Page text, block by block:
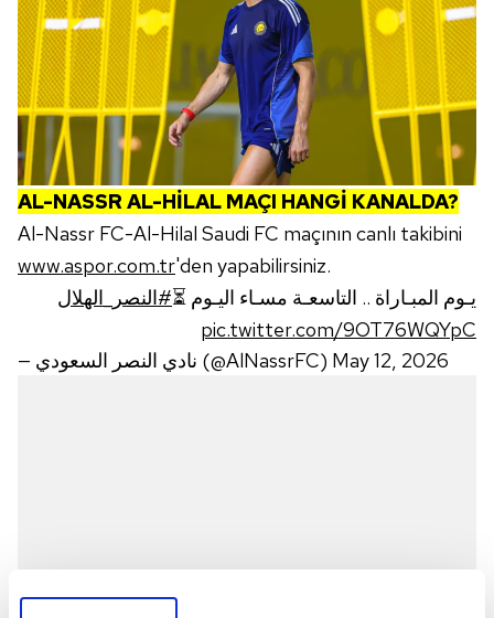
AL-NASSR AL-HİLAL MAÇI HANGİ KANALDA?
Al-Nassr FC-Al-Hilal Saudi FC maçının canlı takibini
www.aspor.com.tr'den yapabilirsiniz.
يـوم المبـاراة .. التاسعـة مسـاء اليـوم ⏳#النصر_الهلال
pic.twitter.com/9OT76WQYpC
— نادي النصر السعودي (@AlNassrFC) May 12, 2026